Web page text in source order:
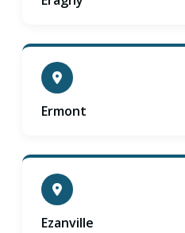
Ermont
Ezanville